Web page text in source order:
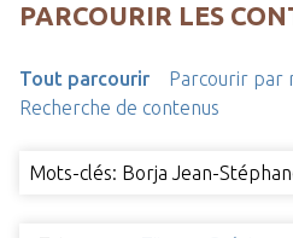
PARCOURIR LES
Tout parcourir
Parcourir par
Recherche de contenus
Mots-clés: Borja Jean-